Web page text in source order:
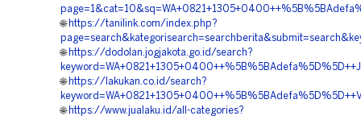
🌐 https://tanilink.com/index.php?
🌐 https://dodolan.jogjakota.go.id/search?
🌐 https://lakukan.co.id/search?
🌐 https://www.jualaku.id/all-categories?